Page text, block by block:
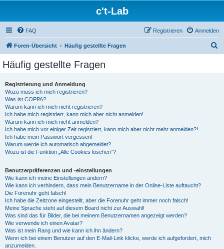
c't-Lab
FAQ Anmelden
Registrieren
Foren-Übersicht Häufig gestellte Fragen
Häufig gestellte Fragen
Registrierung und Anmeldung
Wozu muss ich mich registrieren?
Was ist COPPA?
Warum kann ich mich nicht registrieren?
Ich habe mich registriert, kann mich aber nicht anmelden!
Warum kann ich mich nicht anmelden?
Ich habe mich vor einiger Zeit registriert, kann mich aber nicht mehr anmelden?!
Ich habe mein Passwort vergessen!
Warum werde ich automatisch abgemeldet?
Wozu ist die Funktion „Alle Cookies löschen“?
Benutzerpräferenzen und -einstellungen
Wie kann ich meine Einstellungen ändern?
Wie kann ich verhindern, dass mein Benutzername in der Online-Liste auftaucht?
Die Forenuhr geht falsch!
Ich habe die Zeitzone eingestellt, aber die Forenuhr geht immer noch falsch!
Meine Sprache steht auf diesem Board nicht zur Auswahl!
Was sind das für Bilder, die bei meinem Benutzernamen angezeigt werden?
Wie verwende ich einen Avatar?
Was ist mein Rang und wie kann ich ihn ändern?
Wenn ich bei einem Benutzer auf den E-Mail-Link klicke, werde ich aufgefordert, mich
anzumelden.